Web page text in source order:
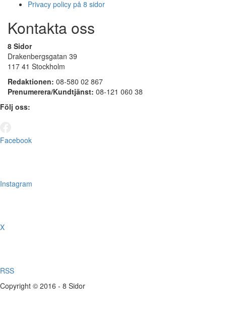
Privacy policy på 8 sidor
Kontakta oss
8 Sidor
Drakenbergsgatan 39
117 41 Stockholm
Redaktionen: 08-580 02 867
Prenumerera/Kundtjänst: 08-121 060 38
Följ oss:
Facebook
Instagram
X
RSS
Copyright © 2016 - 8 Sidor